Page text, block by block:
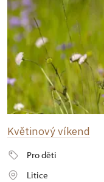
Květinový víkend
Pro děti
Litice